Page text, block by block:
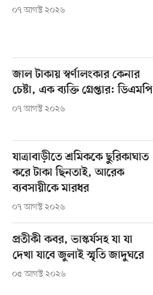
০৭ আগস্ট ২০২৬
জাল টাকায় স্বর্ণালংকার কেনার
চেষ্টা, এক ব্যক্তি গ্রেপ্তার: ডিএমপি
০৭ আগস্ট ২০২৬
যাত্রাবাড়ীতে শ্রমিককে ছুরিকাঘাত
করে টাকা ছিনতাই, আরেক
ব্যবসায়ীকে মারধর
০৭ আগস্ট ২০২৬
প্রতীকী কবর, ভাস্কর্যসহ যা যা
দেখা যাবে জুলাই স্মৃতি জাদুঘরে
০৫ আগস্ট ২০২৬